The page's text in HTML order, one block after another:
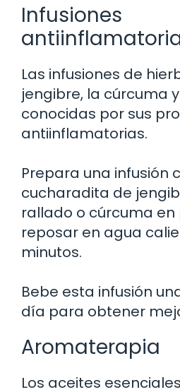
Infusiones
Las infusiones de
jengibre, la cúrcuma
conocidas por sus
antiinflamatorias.
Prepara una infusión
cucharadita de
rallado o cúrcuma en
reposar en agua
minutos.
Bebe esta infusión
día para obtener
Aromaterapia
Los aceites